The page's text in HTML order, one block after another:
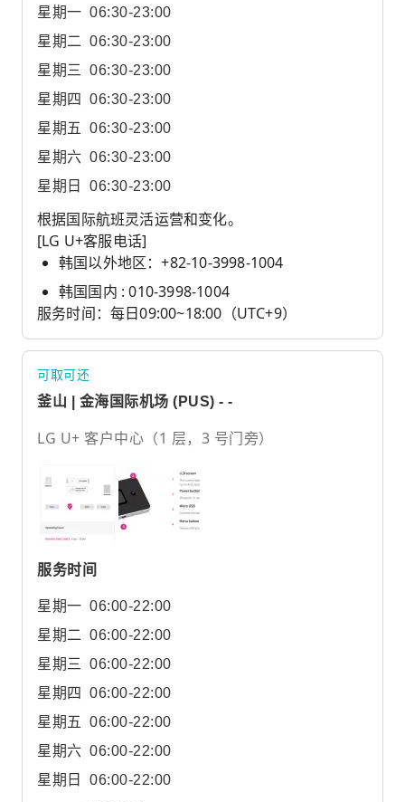
星期一 06:30-23:00
星期二 06:30-23:00
星期三
06:30-23:00
星期四
06:30-23:00
星期五
06:30-23:00
星期六 06:30-23:00
星期日
06:30-23:00
根据国际航班灵活运营和变化。
[LG U+客服电话]
韩国以外地区：+82-10-3998-1004
韩国国内 : 010-3998-1004
服务时间：每日09:00~18:00（UTC+9）
可取可还
釜山 | 金海国际机场 (PUS) - -
LG U+ 客户中心（1 层，3 号门旁）
服务时间
星期一 06:00-22:00
星期二 06:00-22:00
星期三
06:00-22:00
星期四
06:00-22:00
星期五
06:00-22:00
星期六 06:00-22:00
星期日
06:00-22:00